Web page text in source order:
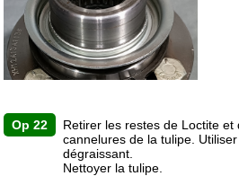
Op 22
Retirer les restes de Loctite
cannelures de la tulipe.
dégraissant.
Nettoyer la tulipe.